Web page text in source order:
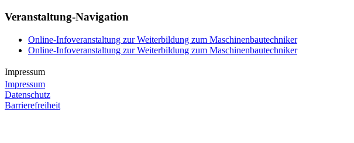
Veranstaltung-Navigation
Online-Infoveranstaltung zur Weiterbildung zum Maschinenbautechniker
Online-Infoveranstaltung zur Weiterbildung zum Maschinenbautechniker
Impressum
Impressum
Datenschutz
Barrierefreiheit